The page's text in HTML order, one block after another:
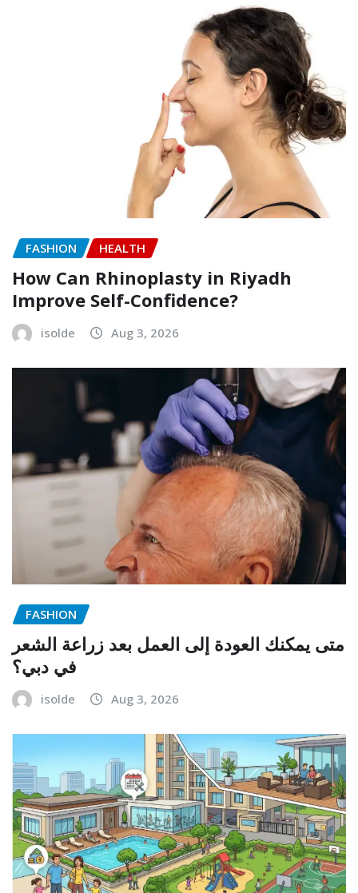
FASHION HEALTH
How Can Rhinoplasty in Riyadh
Improve Self-Confidence?
isolde Aug 3, 2026
FASHION
متى يمكنك العودة إلى العمل بعد زراعة الشعر
في دبي؟
isolde Aug 3, 2026